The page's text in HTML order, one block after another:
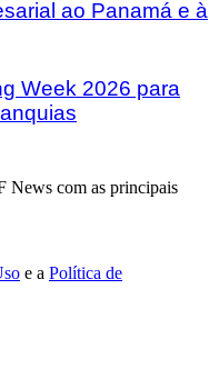
ao Panamá e à
Week 2026 para
News com as principais
e a Política de